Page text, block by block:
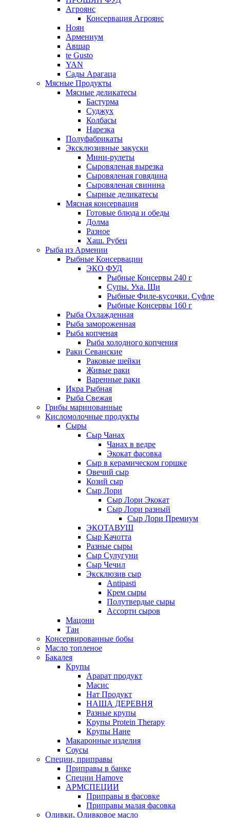
Агроянс
Консервация Агроянс
Ноян
Армениум
Авшар
te Gusto
YAN
Сады Арагаца
Мясные Продукты
Мясные деликатесы
Бастурма
Суджух
Колбасы
Нарезка
Полуфабрикаты
Эксклюзивные закуски
Мини-рулеты
Сыровяленая вырезка
Сыровяленая говядина
Сыровяленая свинина
Сырные деликатесы
Мясная консервация
Готовые блюда и обеды
Долма
Разное
Хаш. Рубец
Рыба из Армении
Рыбные Консервации
ЭКО ФУД
Рыбные Консервы 240 г
Супы. Уха. Щи
Рыбные Филе-кусочки. Суфле
Рыбные Консервы 160 г
Рыба Охлажденная
Рыба замороженная
Рыба копченая
Рыба холодного копчения
Раки Севанские
Раковые шейки
Живые раки
Варенные раки
Икра Рыбная
Рыба Свежая
Грибы маринованные
Кисломолочные продукты
Сыры
Сыр Чанах
Чанах в ведре
Экокат фасовка
Сыр в керамическом горшке
Овечий сыр
Козий сыр
Сыр Лори
Сыр Лори Экокат
Сыр Лори разный
Сыр Лори Премиум
ЭКОТАВУШ
Сыр Качотта
Разные сыры
Сыр Сулугуни
Сыр Чечил
Эксклюзив сыр
Antipasti
Крем сыры
Полутвердые сыры
Ассорти сыров
Мацони
Тан
Консервированные бобы
Масло топленое
Бакалея
Крупы
Арарат продукт
Масис
Нат Продукт
НАША ДЕРЕВНЯ
Разные крупы
Крупы Protein Therapy
Крупы Нане
Макаронные изделия
Соусы
Специи, приправы
Приправы в банке
Специи Hamove
АРМСПЕЦИИ
Приправы в фасовке
Приправы малая фасовка
Оливки, Оливковое масло